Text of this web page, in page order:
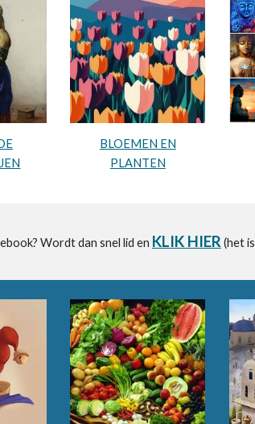
BLOEMEN EN
PLANTEN
Wordt dan snel lid en KLIK HIER (het